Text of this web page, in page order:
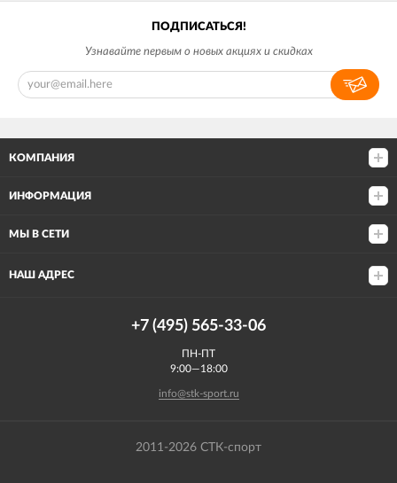
ПОДПИСАТЬСЯ!
Узнавайте первым о новых акциях и скидках
КОМПАНИЯ
ИНФОРМАЦИЯ
МЫ В СЕТИ
НАШ АДРЕС
+7 (495) 565-33-06
ПН-ПТ
9:00—18:00
info@stk-sport.ru
2011-2026 СТК-спорт